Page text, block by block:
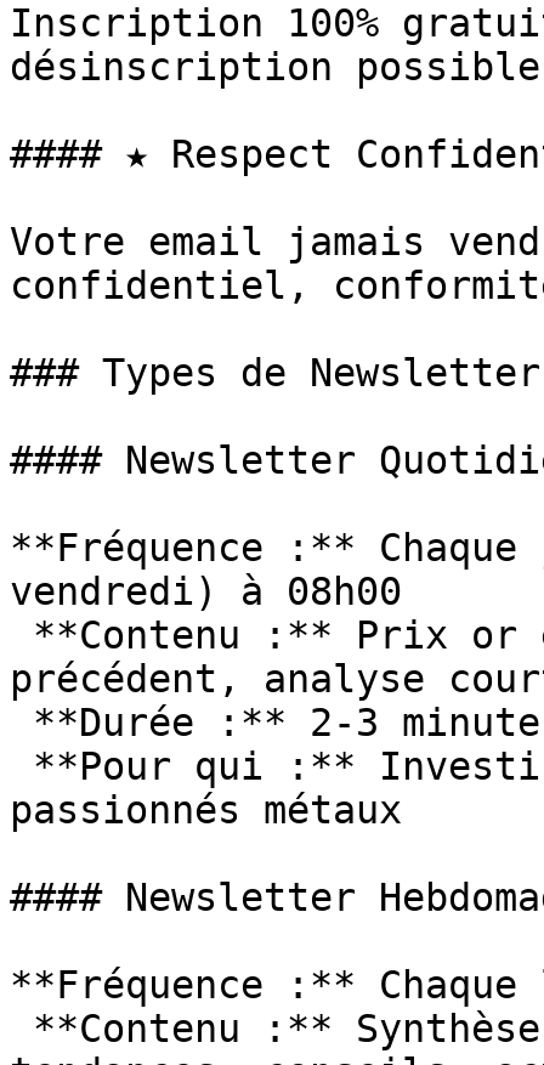
Inscription 100%
désinscription
#### ★ Respect
Votre email jamais
confidentiel,
### Types de
#### Newsletter
**Fréquence :**
vendredi) à 08h00
précédent, analyse
passionnés métaux
#### Newsletter
**Fréquence :**